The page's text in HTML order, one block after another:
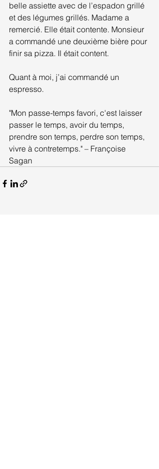
belle assiette avec de l’espadon grillé
et des légumes grillés. Madame a
remercié. Elle était contente. Monsieur
a commandé une deuxième bière pour
finir sa pizza. Il était content.
Quant à moi, j’ai commandé un
espresso.
"Mon passe-temps favori, c'est laisser
passer le temps, avoir du temps,
prendre son temps, perdre son temps,
vivre à contretemps." – Françoise
Sagan